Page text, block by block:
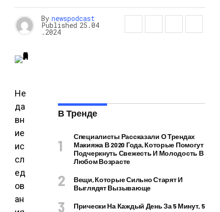
By newspodcast
Published 25.04
.2024
Не
да
вн
ие
ис
сл
ед
ов
ан
В Тренде
Специалисты Рассказали О Трендах
Макияжа В 2020 Года, Которые Помогут
Подчеркнуть Свежесть И Молодость В
Любом Возрасте
Вещи, Которые Сильно Старят И
Выглядят Вызывающе
Прически На Каждый День За 5 Минут, 5